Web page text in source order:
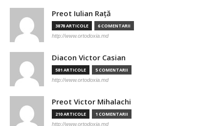
Preot Iulian Raţă
3878 ARTICOLE 6 COMENTARII
http://www.ortodoxia.md
Diacon Victor Casian
581 ARTICOLE 5 COMENTARII
http://www.ortodoxia.md
Preot Victor Mihalachi
210 ARTICOLE 1 COMENTARII
http://www.ortodoxia.md